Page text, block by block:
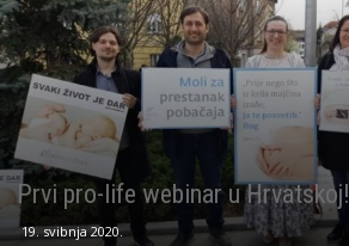
Prvi pro-life webinar u Hrvatskoj!
19. svibnja 2020.